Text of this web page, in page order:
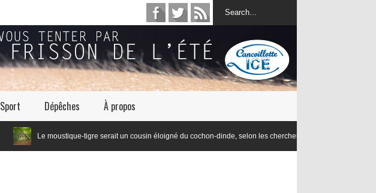
Sport Dépêches À propos
Le moustique-tigre serait un cousin éloigné du cochon-dinde, selon les chercheurs en lexicologie de l’Université de